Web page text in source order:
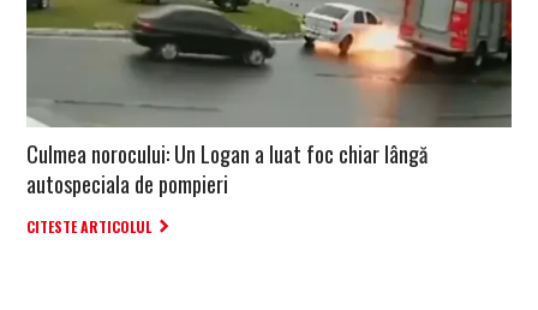
Culmea norocului: Un Logan a luat foc chiar lângă
autospeciala de pompieri
CITESTE ARTICOLUL